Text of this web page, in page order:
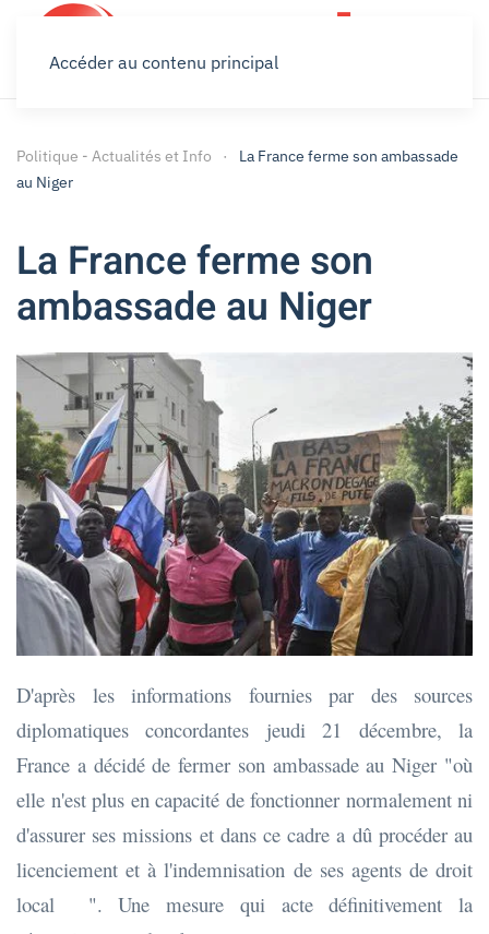
Accéder au contenu principal
Politique - Actualités et Info
La France ferme son ambassade
au Niger
La France ferme son
ambassade au Niger
D'après les informations fournies par des sources
diplomatiques concordantes jeudi 21 décembre, la
France a décidé de fermer son ambassade au Niger "où
elle n'est plus en capacité de fonctionner normalement ni
d'assurer ses missions et dans ce cadre a dû procéder au
licenciement et à l'indemnisation de ses agents de droit
local ". Une mesure qui acte définitivement la